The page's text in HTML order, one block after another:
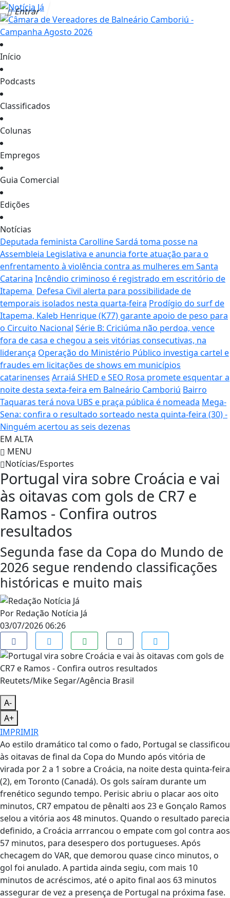
Entrar
Início
Podcasts
Classificados
Colunas
Empregos
Guia Comercial
Edições
Notícias
Deputada feminista Carolline Sardá toma posse na
Assembleia Legislativa e anuncia forte atuação para o
enfrentamento à violência contra as mulheres em Santa
Catarina Incêndio criminoso é registrado em escritório de
Itapema Defesa Civil alerta para possibilidade de
temporais isolados nesta quarta-feira Prodígio do surf de
Itapema, Kaleb Henrique (K77) garante apoio de peso para
o Circuito Nacional Série B: Criciúma não perdoa, vence
fora de casa e chegou a seis vitórias consecutivas, na
liderança Operação do Ministério Público investiga cartel e
fraudes em licitações de shows em municípios
catarinenses Arraiá SHED e SEO Rosa promete esquentar a
noite desta sexta-feira em Balneário Camboriú Bairro
Taquaras terá nova UBS e praça pública é nomeada Mega-
Sena: confira o resultado sorteado nesta quinta-feira (30) -
Ninguém acertou as seis dezenas
EM ALTA
MENU
Notícias/Esportes
Portugal vira sobre Croácia e vai
às oitavas com gols de CR7 e
Ramos - Confira outros
resultados
Segunda fase da Copa do Mundo de
2026 segue rendendo classificações
históricas e muito mais
Por Redação Notícia Já
03/07/2026 06:26
Reutets/Mike Segar/Agência Brasil
A-
A+
IMPRIMIR
Ao estilo dramático tal como o fado, Portugal se classificou
às oitavas de final da Copa do Mundo após vitória de
virada por 2 a 1 sobre a Croácia, na noite desta quinta-feira
(2), em Toronto (Canadá). Os gols saíram durante um
frenético segundo tempo. Perisic abriu o placar aos oito
minutos, CR7 empatou de pênalti aos 23 e Gonçalo Ramos
selou a vitória aos 48 minutos. Quando o resultado parecia
definido, a Croácia arrrancou o empate com gol contra aos
57 minutos, para desespero dos portugueses. Após
checagem do VAR, que demorou quase cinco minutos, o
gol foi anulado. A partida ainda segiu, com mais 10
minutos de acréscimos, até o apito final aos 63 minutos
assegurar de vez a presença de Portugal na próxima fase.